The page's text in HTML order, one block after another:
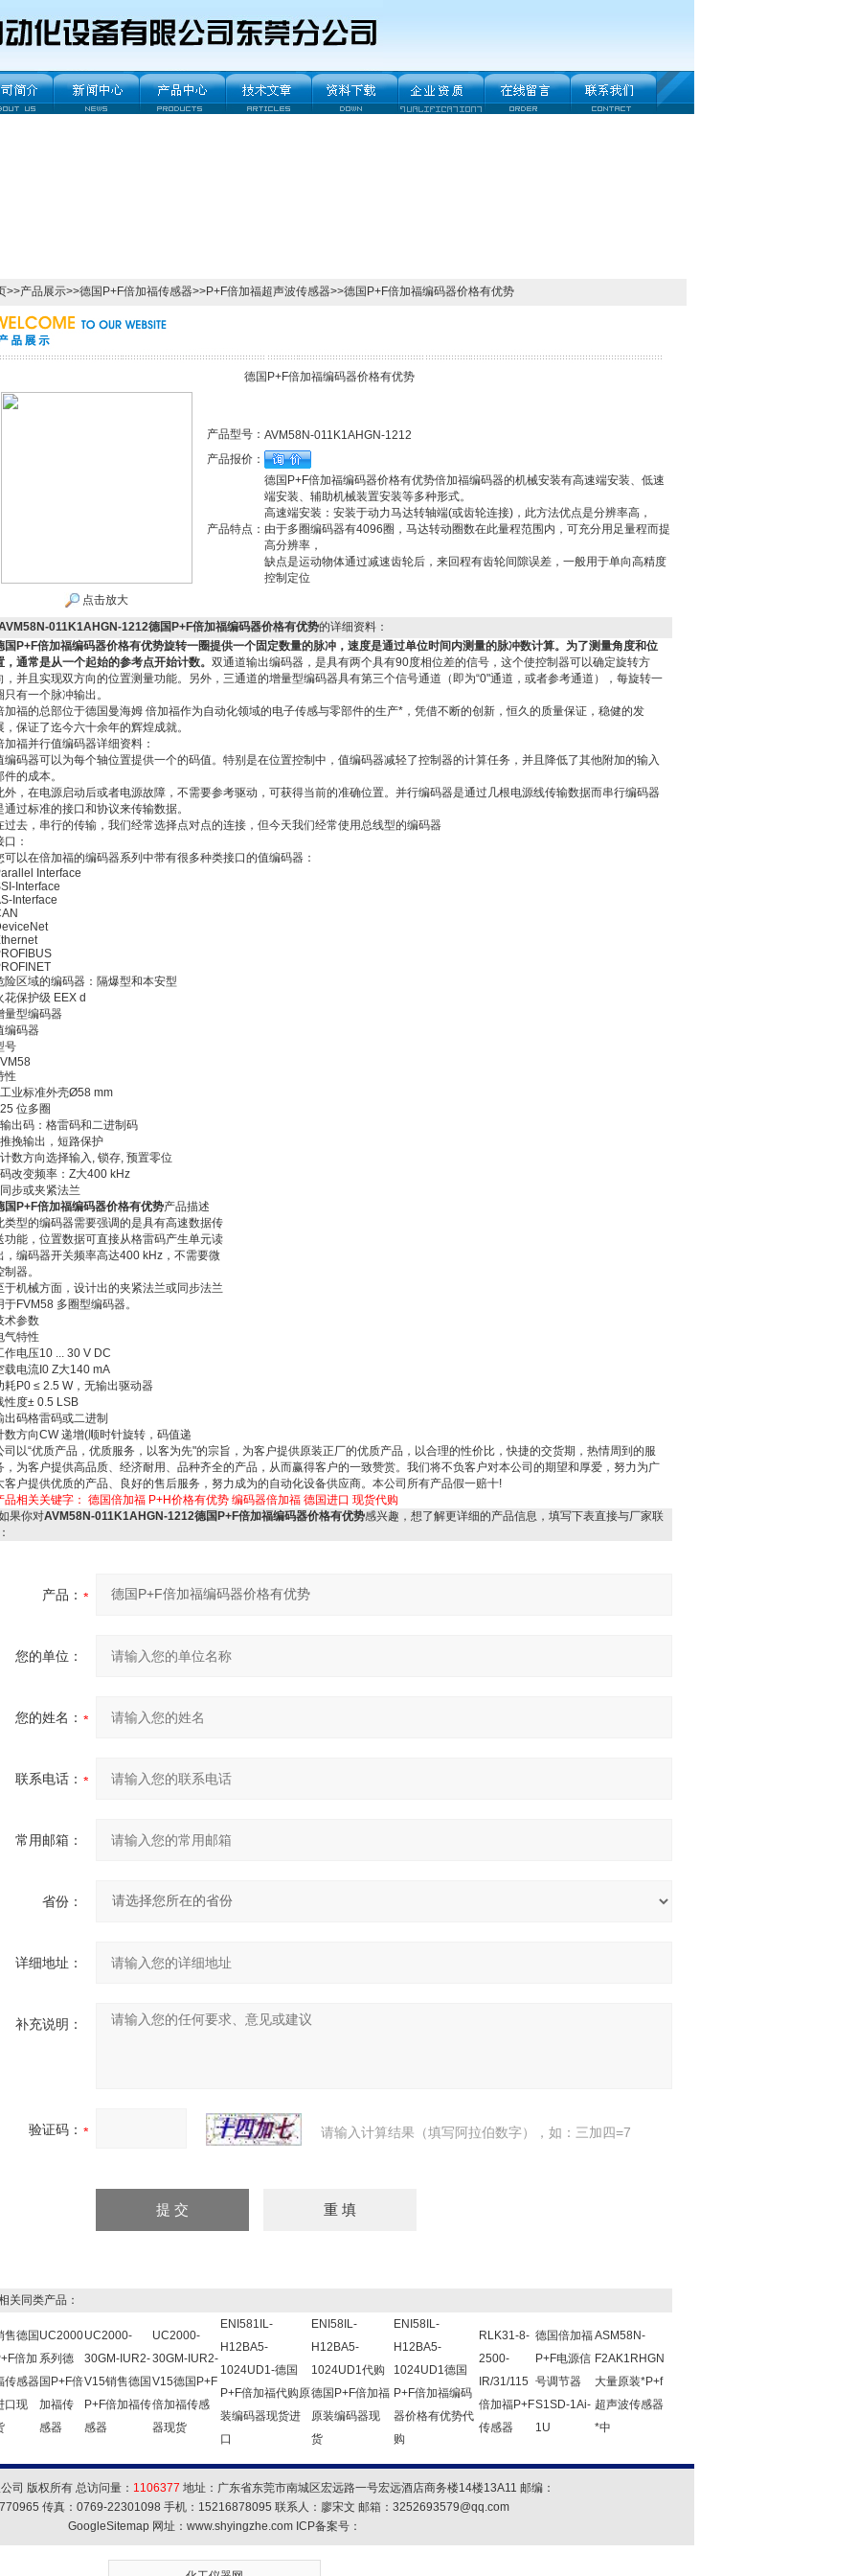
>>产品展示>>德国P+F倍加福传感器>>P+F倍加福超声波传感器>>德国P+F倍加福编码器价格有优势
德国P+F倍加福编码器价格有优势
点击放大
产品型号： AVM58N-011K1AHGN-1212
产品报价：
产品特点：
德国P+F倍加福编码器价格有优势倍加福编码器的机械安装有高速端安装、低速
端安装、辅助机械装置安装等多种形式。
高速端安装：安装于动力马达转轴端(或齿轮连接)，此方法优点是分辨率高，
由于多圈编码器有4096圈，马达转动圈数在此量程范围内，可充分用足量程而提
高分辨率，
缺点是运动物体通过减速齿轮后，来回程有齿轮间隙误差，一般用于单向高精度
控制定位
011K1AHGN-1212德国P+F倍加福编码器价格有优势的详细资料：
国P+F倍加福编码器价格有优势旋转一圈提供一个固定数量的脉冲，速度是通过单位时间内测量的脉冲数计算。为了测量角度和位
，通常是从一个起始的参考点开始计数。 双通道输出编码器，是具有两个具有90度相位差的信号，这个使控制器可以确定旋转方
，并且实现双方向的位置测量功能。另外，三通道的增量型编码器具有第三个信号通道（即为“0"通道，或者参考通道），每旋转一
只有一个脉冲输出。
加福的总部位于德国曼海姆 倍加福作为自动化领域的电子传感与零部件的生产*，凭借不断的创新，恒久的质量保证，稳健的发
，保证了迄今六十余年的辉煌成就。
加福并行值编码器详细资料：
编码器可以为每个轴位置提供一个的码值。特别是在位置控制中，值编码器减轻了控制器的计算任务，并且降低了其他附加的输入
件的成本。
外，在电源启动后或者电源故障，不需要参考驱动，可获得当前的准确位置。并行编码器是通过几根电源线传输数据而串行编码器
通过标准的接口和协议来传输数据。
过去，串行的传输，我们经常选择点对点的连接，但今天我们经常使用总线型的编码器
口：
可以在倍加福的编码器系列中带有很多种类接口的值编码器：
Interface
Interface
Interface
险区域的编码器：隔爆型和本安型
花保护级 EEX d
量型编码器
编码器
号
性
工业标准外壳Ø58 mm
25 位多圈
输出码：格雷码和二进制码
推挽输出，短路保护
计数方向选择输入, 锁存, 预置零位
码改变频率：Z大400 kHz
同步或夹紧法兰
国P+F倍加福编码器价格有优势产品描述
类型的编码器需要强调的是具有高速数据传
功能，位置数据可直接从格雷码产生单元读
，编码器开关频率高达400 kHz，不需要微
制器。
于机械方面，设计出的夹紧法兰或同步法兰
于FVM58 多圈型编码器。
术参数
气特性
作电压10 ... 30 V DC
载电流I0 Z大140 mA
耗P0 ≤ 2.5 W，无输出驱动器
性度± 0.5 LSB
出码格雷码或二进制
数方向CW 递增(顺时针旋转，码值递
司以“优质产品，优质服务，以客为先"的宗旨，为客户提供原装正厂的优质产品，以合理的性价比，快捷的交货期，热情周到的服
，为客户提供高品质、经济耐用、品种齐全的产品，从而赢得客户的一致赞赏。我们将不负客户对本公司的期望和厚爱，努力为广
客户提供优质的产品、良好的售后服务，努力成为的自动化设备供应商。本公司所有产品假一赔十!
品相关关键字： 德国倍加福 P+H价格有优势 编码器倍加福 德国进口 现货代购
你对AVM58N-011K1AHGN-1212德国P+F倍加福编码器价格有优势感兴趣，想了解更详细的产品信息，填写下表直接与厂家联
产品：
您的单位：
您的姓名：
联系电话：
常用邮箱：
省份：
详细地址：
补充说明：
验证码： 请输入计算结果（填写阿拉伯数字），如：三加四=7
同类产品：
售德国
倍加
传感器
口现
UC2000
系列德
国P+F倍
加福传
感器
UC2000-
30GM-IUR2-
V15销售德国
P+F倍加福传
感器
UC2000-
30GM-IUR2-
V15德国P+F
倍加福传感
器现货
ENI581IL-
H12BA5-
1024UD1-德国
P+F倍加福代购原
装编码器现货进
口
ENI58IL-
H12BA5-
1024UD1代购
德国P+F倍加福
原装编码器现
货
ENI58IL-
H12BA5-
1024UD1德国
P+F倍加福编码
器价格有优势代
购
RLK31-8-
2500-
IR/31/115
倍加福P+F
传感器
德国倍加福
P+F电源信
号调节器
S1SD-1Ai-
1U
ASM58N-
F2AK1RHGN
大量原装*P+f
超声波传感器
*中
司 版权所有 总访问量： 1106377 地址：广东省东莞市南城区宏远路一号宏远酒店商务楼14楼13A11 邮编：
传真：0769-22301098 手机：15216878095 联系人：廖宋文 邮箱： 3252693579@qq.com
GoogleSitemap 网址：www.shyingzhe.com ICP备案号：